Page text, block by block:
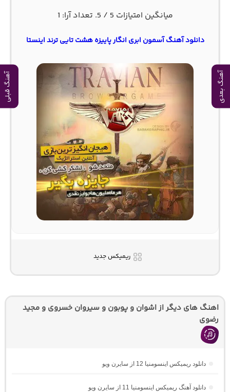
آهنگ بعدی آهنگ قبلی
میانگین امتیازات 5 / 5. تعداد آرا: 1
دانلود آهنگ آسمون ابری انگار پاییزه هشت تایی ترند اینستا
ریمیکس جدید
اهنگ های دیگر از اشوان و پوبون و سیروان خسروی و مجید
رضوی
دانلود ریمیکس اینسومنیا 12 از سایرن ویو
دانلود آهنگ ریمیکس اینسومنیا 11 از سایرن ویو